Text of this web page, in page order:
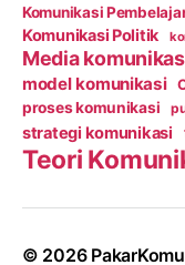
Komunikasi
Komunikasi Politik
Media
model komunikasi
proses komunikasi
strategi komunikasi
Teori
© 2026